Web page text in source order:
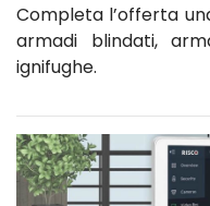
Completa l’offerta
armadi blindati,
ignifughe.